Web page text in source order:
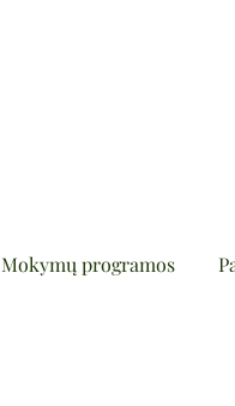
Mokymų programos